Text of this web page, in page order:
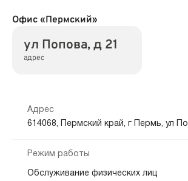
Офис «Пермский»
ул Попова, д 21
адрес
Адрес
614068, Пермский край, г Пермь, ул
Режим работы
Обслуживание физических лиц